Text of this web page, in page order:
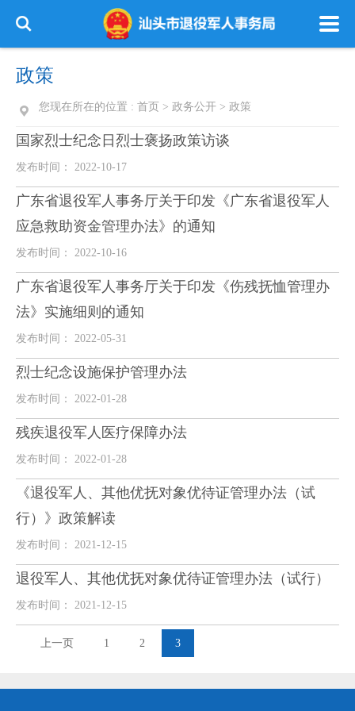
政策
您现在所在的位置 : 首页 > 政务公开 > 政策
国家烈士纪念日烈士褒扬政策访谈
发布时间： 2022-10-17
广东省退役军人事务厅关于印发《广东省退役军人
应急救助资金管理办法》的通知
发布时间： 2022-10-16
广东省退役军人事务厅关于印发《伤残抚恤管理办
法》实施细则的通知
发布时间： 2022-05-31
烈士纪念设施保护管理办法
发布时间： 2022-01-28
残疾退役军人医疗保障办法
发布时间： 2022-01-28
《退役军人、其他优抚对象优待证管理办法（试
行）》政策解读
发布时间： 2021-12-15
退役军人、其他优抚对象优待证管理办法（试行）
发布时间： 2021-12-15
上一页 1 2 3